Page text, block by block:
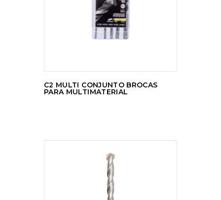
LER MAIS
C2 MULTI CONJUNTO BROCAS
PARA MULTIMATERIAL